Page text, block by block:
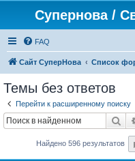
Супернова /
FAQ
Сайт СуперНова Список
Темы без ответов
Перейти к расширенному поиску
Найдено 596 результатов